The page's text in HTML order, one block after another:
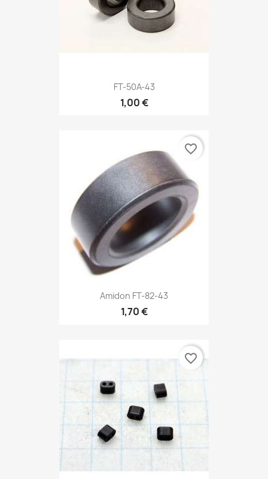
FT-50A-43
1,00 €
Amidon FT-82-43
1,70 €
favorite_border
favorite_border